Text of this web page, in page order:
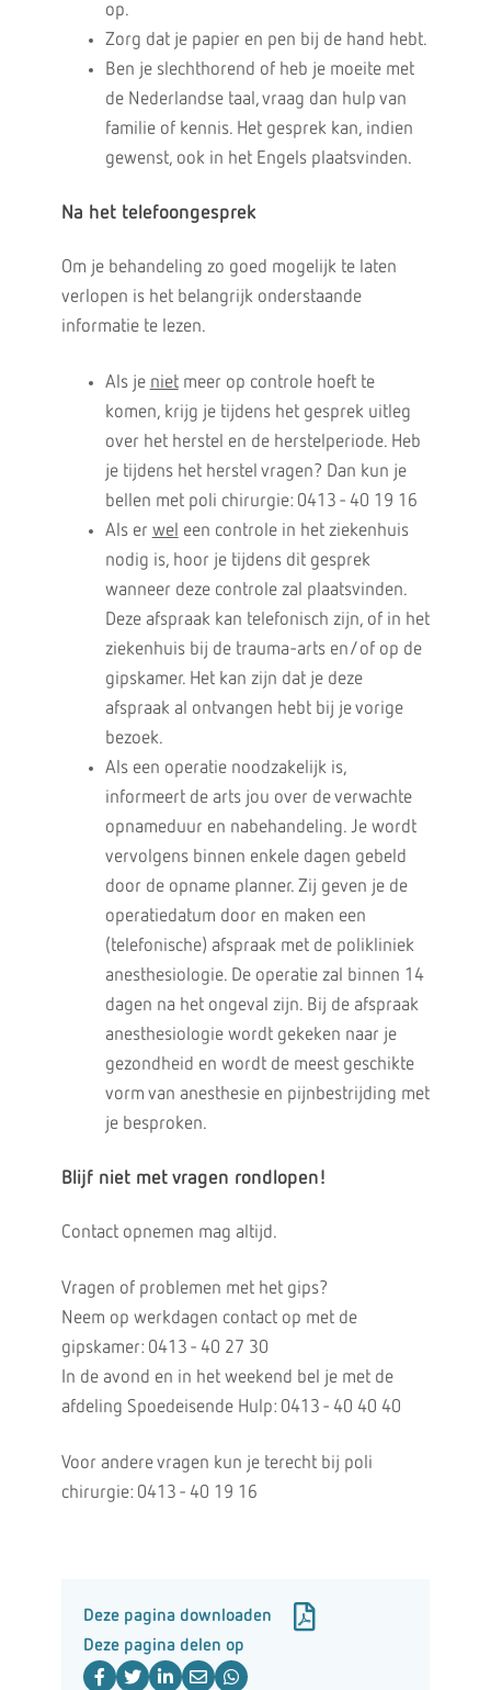
op.
Zorg dat je papier en pen bij de hand hebt.
Ben je slechthorend of heb je moeite met
de Nederlandse taal, vraag dan hulp van
familie of kennis. Het gesprek kan, indien
gewenst, ook in het Engels plaatsvinden.
Na het telefoongesprek
Om je behandeling zo goed mogelijk te laten
verlopen is het belangrijk onderstaande
informatie te lezen.
Als je nietmeer op controle hoeft te
komen, krijg je tijdens het gesprek uitleg
over het herstel en de herstelperiode. Heb
je tijdens het herstel vragen? Dan kun je
bellen met poli chirurgie: 0413 - 40 19 16
Als er wel een controle in het ziekenhuis
nodig is, hoor je tijdens dit gesprek
wanneer deze controle zal plaatsvinden.
Deze afspraak kan telefonisch zijn, of in het
ziekenhuis bij de trauma-arts en/of op de
gipskamer. Het kan zijn dat je deze
afspraak al ontvangen hebt bij je vorige
bezoek.
Als een operatie noodzakelijk is,
informeert de arts jou over de verwachte
opnameduur en nabehandeling. Je wordt
vervolgens binnen enkele dagen gebeld
door de opname planner. Zij geven je de
operatiedatum door en maken een
(telefonische) afspraak met de polikliniek
anesthesiologie. De operatie zal binnen 14
dagen na het ongeval zijn. Bij de afspraak
anesthesiologie wordt gekeken naar je
gezondheid en wordt de meest geschikte
vorm van anesthesie en pijnbestrijding met
je besproken.
Blijf niet met vragen rondlopen!
Contact opnemen mag altijd.
Vragen of problemen met het gips?
Neem op werkdagen contact op met de
gipskamer: 0413 - 40 27 30
In de avond en in het weekend bel je met de
afdeling Spoedeisende Hulp: 0413 - 40 40 40
Voor andere vragen kun je terecht bij poli
chirurgie: 0413 - 40 19 16
Deze pagina downloaden
Deze pagina delen op